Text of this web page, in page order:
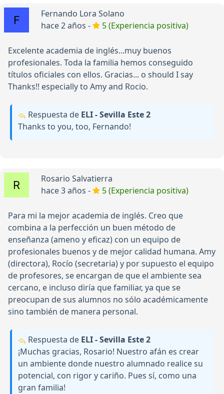
Fernando Lora Solano
hace 2 años -
5 (Experiencia positiva)
Excelente academia de inglés...muy buenos
profesionales. Toda la familia hemos conseguido
títulos oficiales con ellos. Gracias... o should I say
Thanks!! especially to Amy and Rocio.
Respuesta de ELI - Sevilla Este 2
Thanks to you, too, Fernando!
Rosario Salvatierra
hace 3 años -
5 (Experiencia positiva)
Para mi la mejor academia de inglés. Creo que
combina a la perfección un buen método de
enseñanza (ameno y eficaz) con un equipo de
profesionales buenos y de mejor calidad humana. Amy
(directora), Rocío (secretaria) y por supuesto el equipo
de profesores, se encargan de que el ambiente sea
cercano, e incluso diría que familiar, ya que se
preocupan de sus alumnos no sólo académicamente
sino también de manera personal.
Respuesta de ELI - Sevilla Este 2
¡Muchas gracias, Rosario! Nuestro afán es crear
un ambiente donde nuestro alumnado realice su
potencial, con rigor y cariño. Pues sí, como una
gran familia!